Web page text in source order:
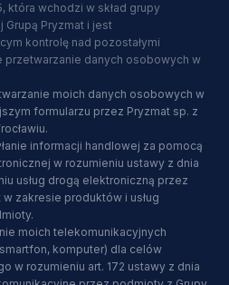
która wchodzi w skład grupy
Pryzmat i jest
kontrolę nad pozostałymi
przetwarzanie danych osobowych w
moich danych osobowych w
formularzu przez Pryzmat sp. z
informacji handlowej za pomocą
w rozumieniu ustawy z dnia
usług drogą elektroniczną przez
zakresie produktów i usług
moich telekomunikacyjnych
komputer) dla celów
w rozumieniu art. 172 ustawy z dnia